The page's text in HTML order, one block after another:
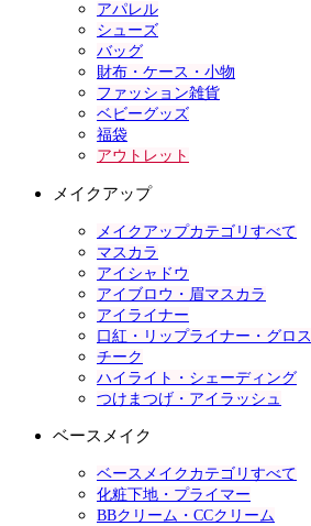
アパレル
シューズ
バッグ
財布・ケース・小物
ファッション雑貨
ベビーグッズ
福袋
アウトレット
メイクアップ
メイクアップカテゴリすべて
マスカラ
アイシャドウ
アイブロウ・眉マスカラ
アイライナー
口紅・リップライナー・グロス
チーク
ハイライト・シェーディング
つけまつげ・アイラッシュ
ベースメイク
ベースメイクカテゴリすべて
化粧下地・プライマー
BBクリーム・CCクリーム